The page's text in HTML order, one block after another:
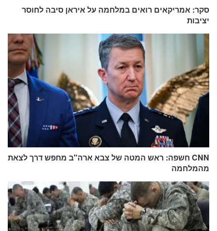
סקר: אמריקאים רואים במלחמה על איראן סיבה לחוסר
יציבות
CNN חשפה: ראש המטה של ​​צבא ארה"ב מחפש דרך לצאת
מהמלחמה